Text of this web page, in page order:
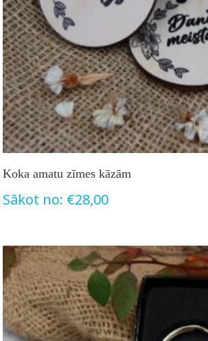
Koka amatu zīmes kāzām
Sākot no: €28,00